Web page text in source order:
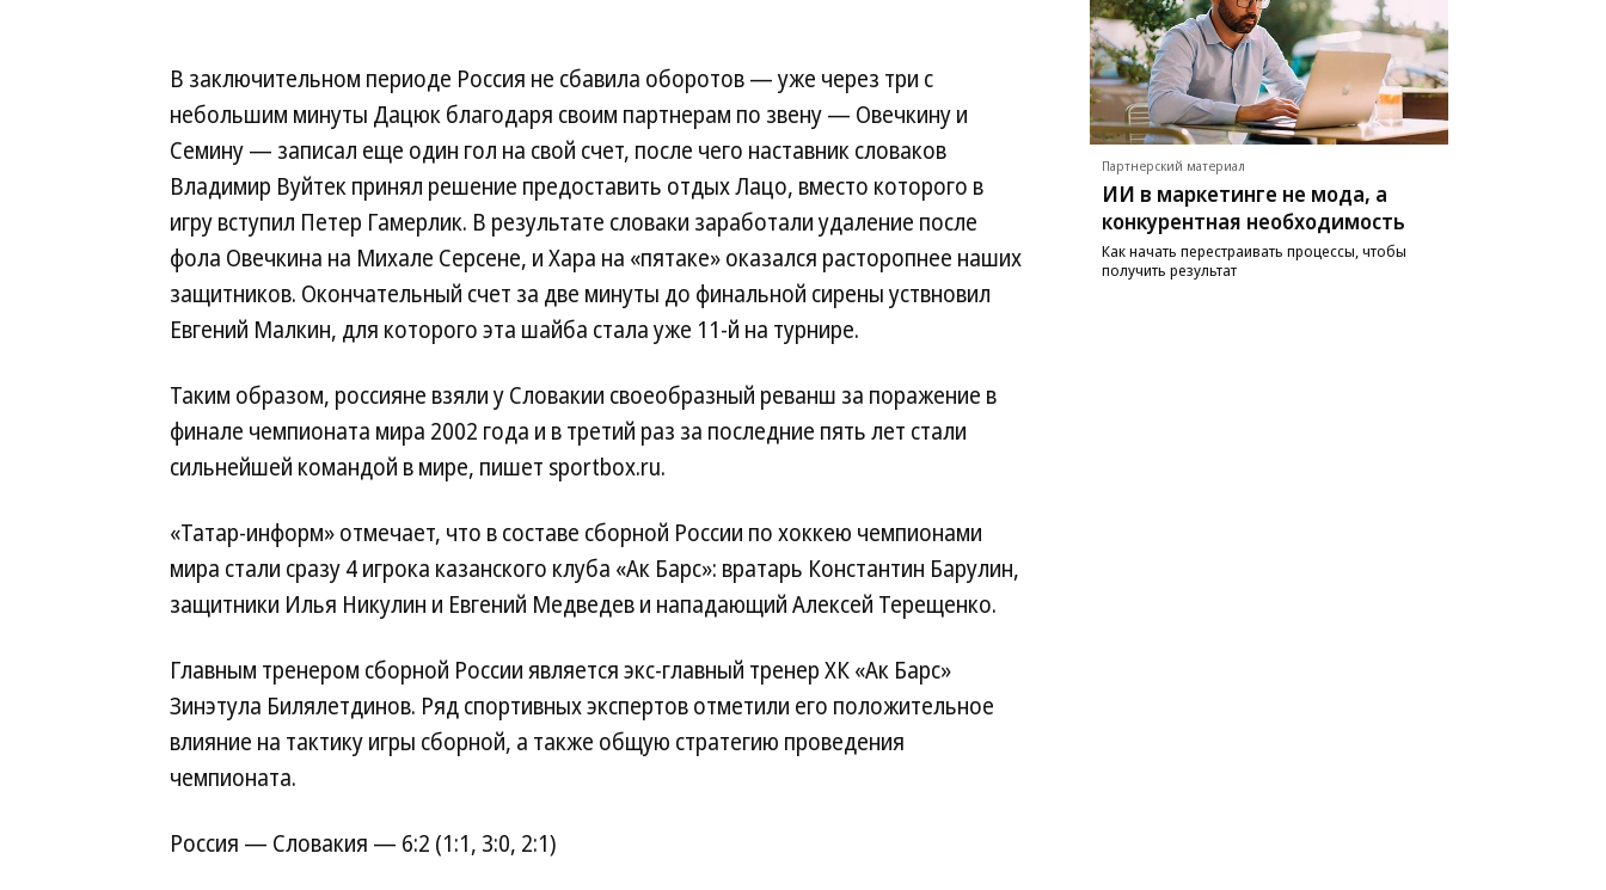
В заключительном периоде Россия не сбавила оборотов — уже через три с
небольшим минуты Дацюк благодаря своим партнерам по звену — Овечкину и
Семину — записал еще один гол на свой счет, после чего наставник словаков
Владимир Вуйтек принял решение предоставить отдых Лацо, вместо которого в
игру вступил Петер Гамерлик. В результате словаки заработали удаление после
фола Овечкина на Михале Серсене, и Хара на «пятаке» оказался расторопнее наших
защитников. Окончательный счет за две минуты до финальной сирены уствновил
Евгений Малкин, для которого эта шайба стала уже 11-й на турнире.
Таким образом, россияне взяли у Словакии своеобразный реванш за поражение в
финале чемпионата мира 2002 года и в третий раз за последние пять лет стали
сильнейшей командой в мире, пишет sportbox.ru.
«Татар-информ» отмечает, что в составе сборной России по хоккею чемпионами
мира стали сразу 4 игрока казанского клуба «Ак Барс»: вратарь Константин Барулин,
защитники Илья Никулин и Евгений Медведев и нападающий Алексей Терещенко.
Главным тренером сборной России является экс-главный тренер ХК «Ак Барс»
Зинэтула Билялетдинов. Ряд спортивных экспертов отметили его положительное
влияние на тактику игры сборной, а также общую стратегию проведения
чемпионата.
Россия — Словакия — 6:2 (1:1, 3:0, 2:1)
Партнерский материал
ИИ в маркетинге не мода, а
конкурентная необходимость
Как начать перестраивать процессы, чтобы
получить результат